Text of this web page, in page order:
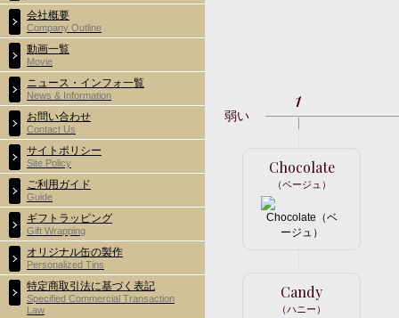
弱い
1
Chocolate
（ベージュ）
Candy
（ハニー）
会社概要
Company Outline
動画一覧
Movie
ニュース・インフォ一覧
News & Information
お問い合わせ
Contact Us
サイトポリシー
Site Policy
ご利用ガイド
Guide
ギフトラッピング
Gift Wrapping
オリジナル缶の製作
Personalized Tins
特定商取引法に基づく表記
Specified Commercial Transaction
Law